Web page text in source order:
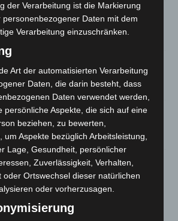
Begegnung“ in Neuwarmbüchen schnell
über A7 – Polizei sucht
bei Bagger-Unfall auf Baustelle
der Verarbeitung ist die Markierung
personenbezogener Daten mit dem
Verarbeitung einzuschränken.
Art der automatisierten Verarbeitung
Daten, die darin besteht, dass
Daten verwendet werden,
persönliche Aspekte, die sich auf eine
beziehen, zu bewerten,
um Aspekte bezüglich Arbeitsleistung,
Lage, Gesundheit, persönlicher
Zuverlässigkeit, Verhalten,
oder Ortswechsel dieser natürlichen
oder vorherzusagen.